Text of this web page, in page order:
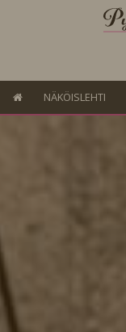
NÄKÖISLEHTI